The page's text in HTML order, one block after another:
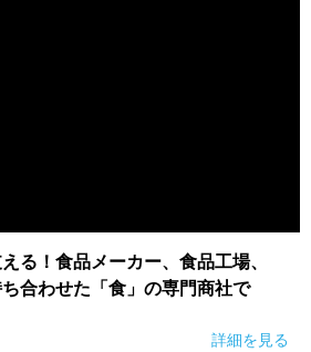
る！食品メーカー、食品工場、
合わせた「食」の専門商社で
詳細を見る